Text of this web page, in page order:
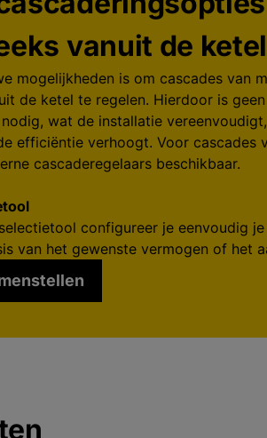
vanuit de
mogelijkheden is om cascades van
de ketel te regelen. Hierdoor is
wat de installatie
efficiëntie verhoogt. Voor cascades
cascaderegelaars beschikbaar.
configureer je eenvoudig
van het gewenste vermogen of het